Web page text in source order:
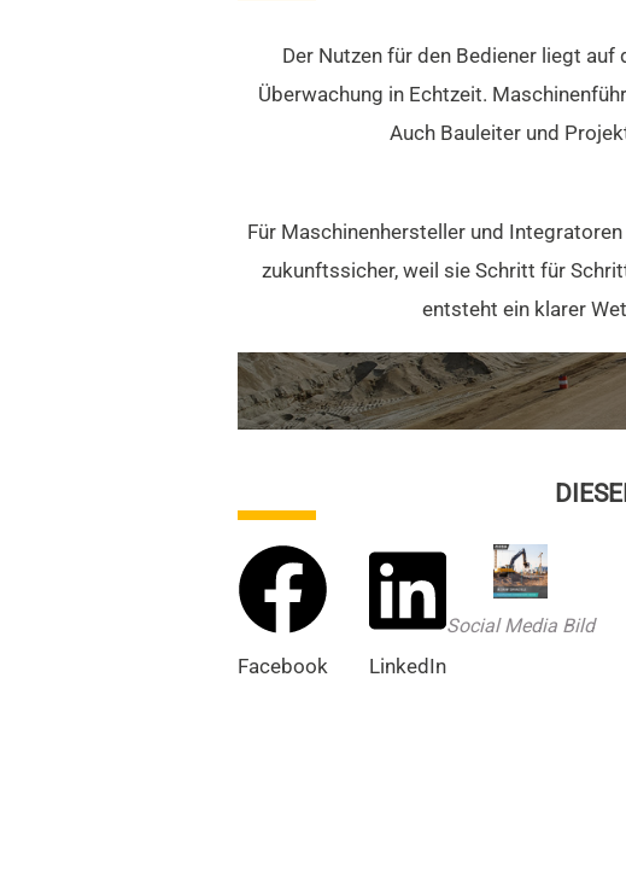
Der Nutzen für den Bediener liegt
Überwachung in Echtzeit.
Auch Bauleiter und
Für Maschinenhersteller und
zukunftssicher, weil sie Schritt für
entsteht ein klarer
Facebook LinkedIn
Social Media Bild